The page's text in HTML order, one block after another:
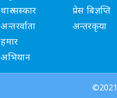
थारु सस्कार
अन्तरर्वाता
हमार
अभियान
प्रेस बिज्ञप्ति
अन्तरकृया